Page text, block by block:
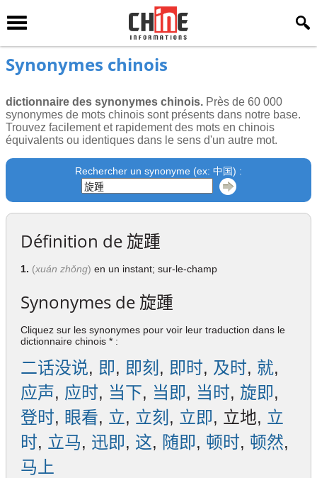
Synonymes chinois
dictionnaire des synonymes chinois. Près de 60 000
synonymes de mots chinois sont présents dans notre base.
Trouvez facilement et rapidement des mots en chinois
équivalents ou identiques dans le sens d'un autre mot.
Rechercher un synonyme (ex: 中国) :
Définition de 旋踵
1. (xuán zhǒng) en un instant; sur-le-champ
Synonymes de 旋踵
Cliquez sur les synonymes pour voir leur traduction dans le
dictionnaire chinois * :
二话没说, 即, 即刻 , 即时, 及时, 就,
应声, 应时, 当下, 当即, 当时, 旋即,
登时, 眼看, 立, 立刻 , 立即, 立地, 立
时, 立马, 迅即, 这, 随即, 顿时, 顿然,
马上